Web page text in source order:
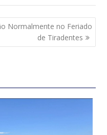
Normalmente no Feriado
de Tiradentes